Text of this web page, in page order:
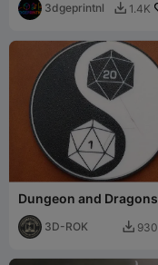
3dgeprintnl  1.4K
Dungeon and Dragons
Coaster
3D-ROK  930